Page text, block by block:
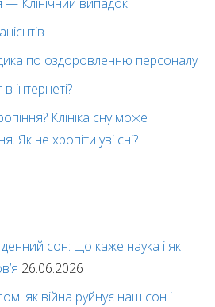
по оздоровленню персоналу
інтернеті?
Клініка сну може
Як не хропіти уві сні?
денний сон: що каже наука і як
26.06.2026
як війна руйнує наш сон і